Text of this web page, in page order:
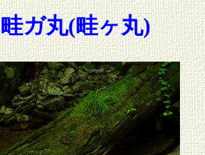
畦ガ丸(畦ヶ丸)